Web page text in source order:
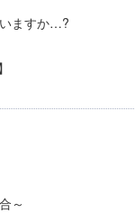
ますか…?
～